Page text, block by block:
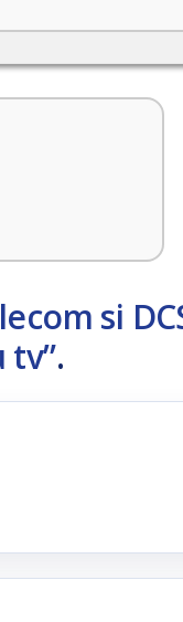
si
tv”.